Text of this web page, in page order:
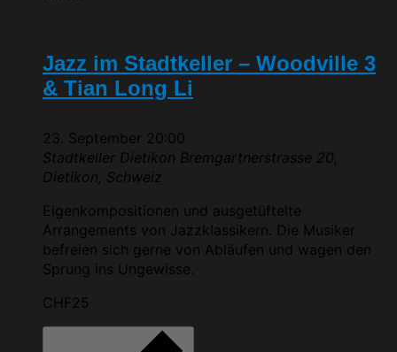
Jazz im Stadtkeller – Woodville 3
& Tian Long Li
23. September 20:00
Stadtkeller Dietikon Bremgartnerstrasse 20,
Dietikon, Schweiz
Eigenkompositionen und ausgetüftelte
Arrangements von Jazzklassikern. Die Musiker
befreien sich gerne von Abläufen und wagen den
Sprung ins Ungewisse.
CHF25